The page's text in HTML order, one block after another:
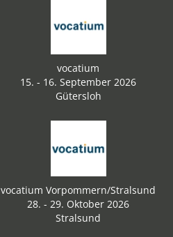
vocatium
15. - 16. September 2026
Gütersloh
vocatium Vorpommern/Stralsund
28. - 29. Oktober 2026
Stralsund